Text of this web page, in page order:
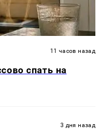
11 часов назад
спать на
3 дня назад